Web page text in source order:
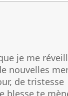
je me
nouvelles
de tristesse
blesse te